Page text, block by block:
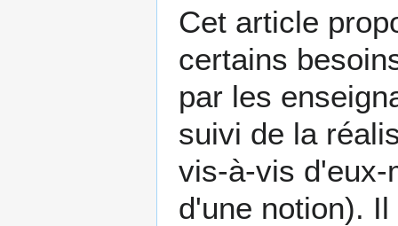
Cet article
certains
par les
suivi de la
vis-à-vis d'eux-
d'une notion).